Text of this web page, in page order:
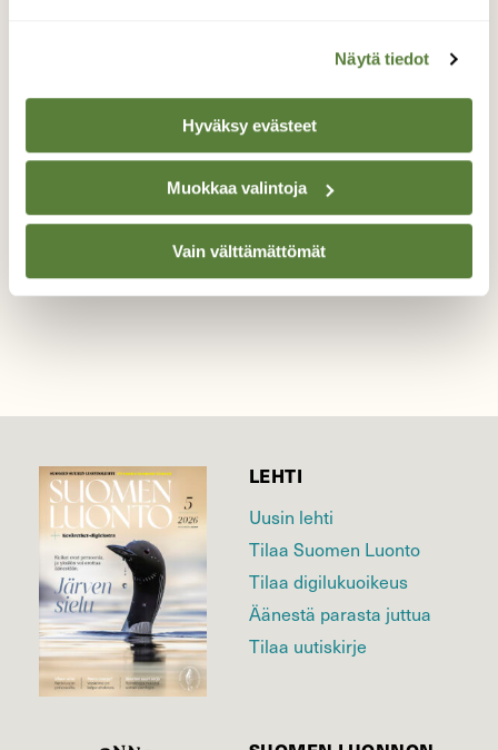
Näytä tiedot
Hyväksy evästeet
Muokkaa valintoja
Vain välttämättömät
Lehtokotilo oikoili tuntosarviaan Helsingin
Haltialassa ystävänpäivänä 14.2.
Valokuvaaja: Hannu Tuominen, Haltiala, Helsinki
LEHTI
Uusin lehti
Tilaa Suomen Luonto
Tilaa digilukuoikeus
Äänestä parasta juttua
Tilaa uutiskirje